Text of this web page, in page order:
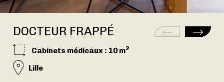
DOCTEUR FRAPPÉ
Cabinets médicaux: 10 m2
Lille